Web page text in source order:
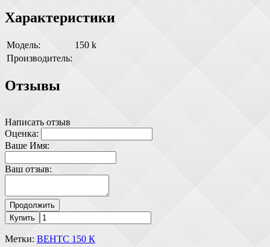
Характеристики
Модель:
150 k
Производитель:
Отзывы
Написать отзыв
Оценка:
Ваше Имя:
Ваш отзыв:
Продолжить
Купить
Метки: ВЕНТС 150 К